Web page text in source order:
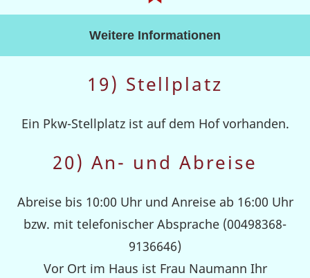
Weitere Informationen
19) Stellplatz
Ein Pkw-Stellplatz ist auf dem Hof vorhanden.
20) An- und Abreise
Abreise bis 10:00 Uhr und Anreise ab 16:00 Uhr
bzw. mit telefonischer Absprache (00498368-
9136646)
Vor Ort im Haus ist Frau Naumann Ihr